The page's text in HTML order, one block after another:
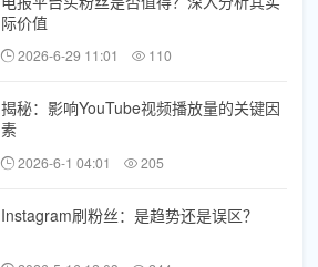
际价值
2026-6-29 11:01 110
揭秘：影响YouTube视频播放量的关键因
素
2026-6-1 04:01 205
Instagram刷粉丝：是趋势还是误区？